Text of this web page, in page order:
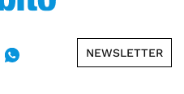
NEWSLETTER